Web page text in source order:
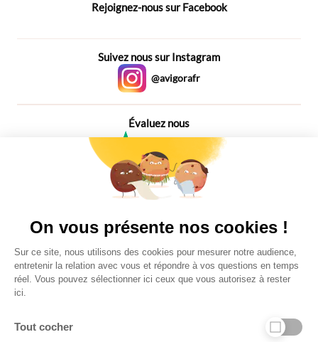
Rejoignez-nous sur Facebook
Suivez nous sur Instagram
@avigorafr
Évaluez nous
Plus de 650 Avis
On vous présente nos cookies !
Sur ce site, nous utilisons des cookies pour mesurer notre audience,
entretenir la relation avec vous et répondre à vos questions en temps
réel. Vous pouvez sélectionner ici ceux que vous autorisez à rester
ici.
Tout cocher